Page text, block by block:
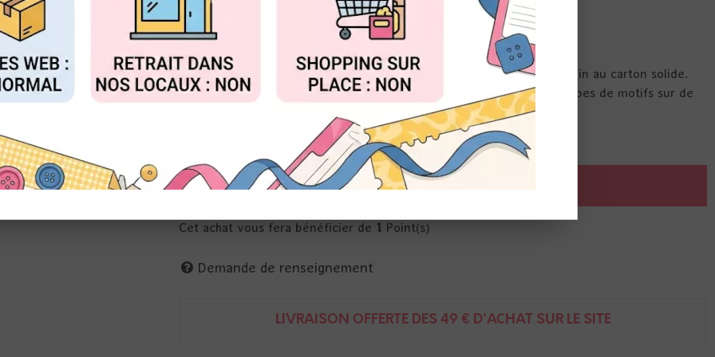
Réf. :WRM-661285
we r memory keepers
Perforatrice de bordure pour les papiers de scrapbooking, du papier fin au carton solide.
Guide d'alignement imprimé sur la perforatrice pour créer des découpes de motifs sur de
Cet achat vous fera bénéficier de 1 Point(s)
Demande de renseignement
LIVRAISON OFFERTE DÈS 49 € D'ACHAT SUR LE SITE
ACCEPTER TOUT